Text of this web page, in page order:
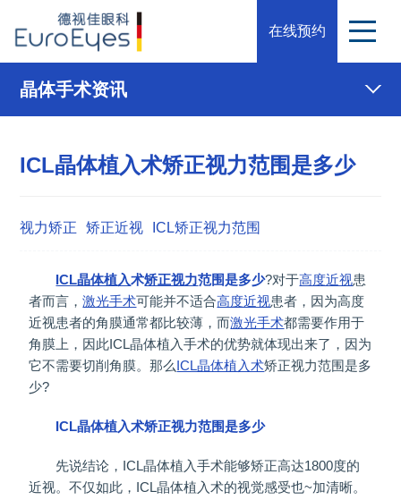
在线预约
晶体手术资讯
ICL晶体植入术矫正视力范围是多少
视力矫正 矫正近视 ICL矫正视力范围
ICL晶体植入术矫正视力范围是多少?对于高度近视患
者而言，激光手术可能并不适合高度近视患者，因为高度
近视患者的角膜通常都比较薄，而激光手术都需要作用于
角膜上，因此ICL晶体植入手术的优势就体现出来了，因为
它不需要切削角膜。那么ICL晶体植入术矫正视力范围是多
少?
ICL晶体植入术矫正视力范围是多少
先说结论，ICL晶体植入手术能够矫正高达1800度的
近视。不仅如此，ICL晶体植入术的视觉感受也~加清晰。